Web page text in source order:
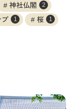
神社仏閣 2
プ 1 桜 1